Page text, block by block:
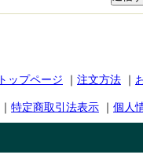
トップページ ｜ 注文方法 ｜
｜ 特定商取引法表示 ｜ 個人